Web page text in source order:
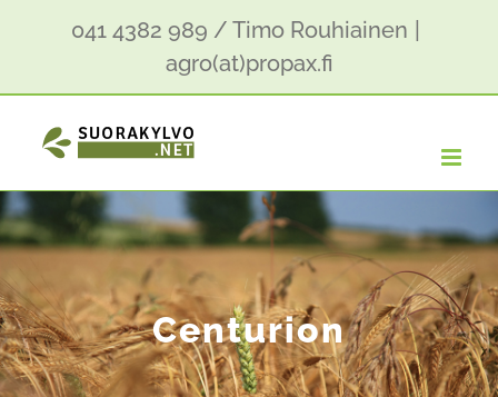
content
041 4382 989 / Timo Rouhiainen
agro(at)propax.fi
Centurion